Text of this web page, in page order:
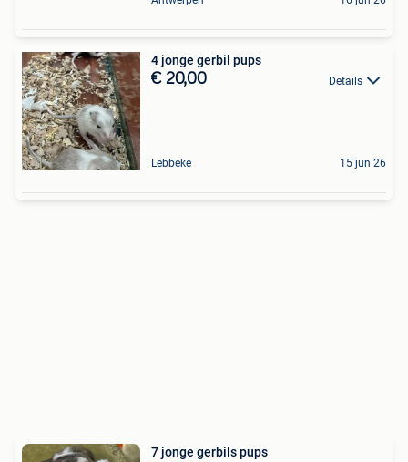
4 jonge gerbil pups
€ 20,00 Details
Lebbeke 15 jun 26
7 jonge gerbils pups